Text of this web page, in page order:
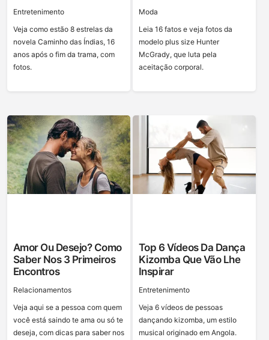
Entretenimento
Veja como estão 8 estrelas da
novela Caminho das Índias, 16
anos após o fim da trama, com
fotos.
Moda
Leia 16 fatos e veja fotos da
modelo plus size Hunter
McGrady, que luta pela
aceitação corporal.
Amor Ou Desejo? Como
Saber Nos 3 Primeiros
Encontros
Relacionamentos
Veja aqui se a pessoa com quem
você está saindo te ama ou só te
deseja, com dicas para saber nos
Top 6 Vídeos Da Dança
Kizomba Que Vão Lhe
Inspirar
Entretenimento
Veja 6 vídeos de pessoas
dançando kizomba, um estilo
musical originado em Angola.